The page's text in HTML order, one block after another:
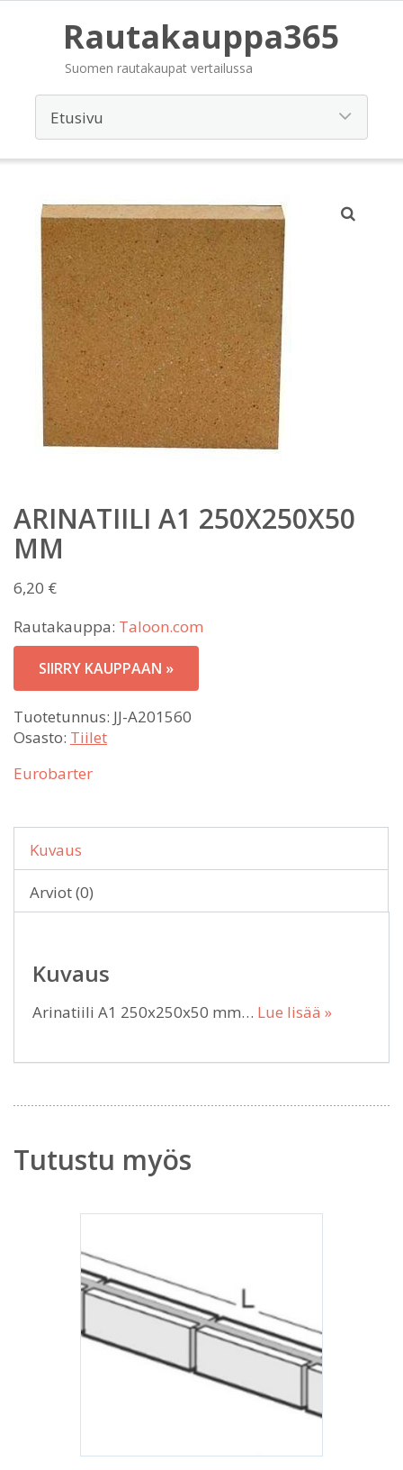
Rautakauppa365
Suomen rautakaupat vertailussa
ARINATIILI A1 250X250X50
MM
6,20 €
Rautakauppa: Taloon.com
SIIRRY KAUPPAAN »
Tuotetunnus: JJ-A201560
Osasto: Tiilet
Eurobarter
Kuvaus
Arviot (0)
Kuvaus
Arinatiili A1 250x250x50 mm… Lue lisää »
Tutustu myös